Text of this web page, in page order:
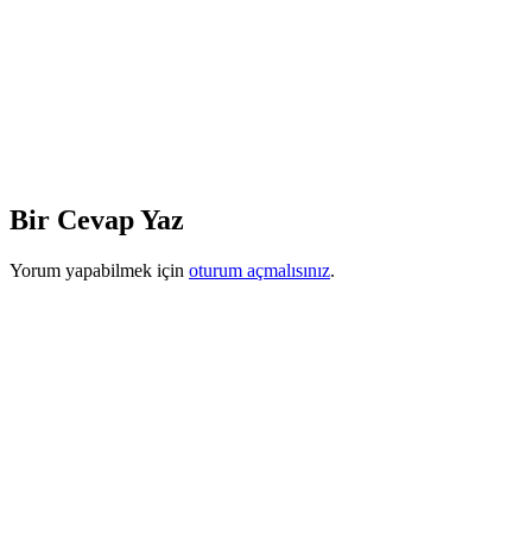
Bir Cevap Yaz
Yorum yapabilmek için oturum açmalısınız.